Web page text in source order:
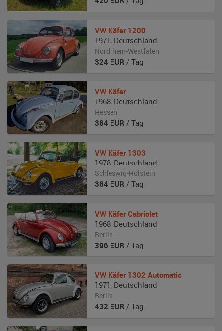
VW Käfer 1200
1971 , Deutschland
Nordrhein-Westfalen
324 EUR / Tag
VW Käfer
1968, Deutschland
Hessen
384 EUR / Tag
VW Käfer 1303
1978, Deutschland
Schleswig-Holstein
384 EUR / Tag
VW Käfer Cabriolet
1968, Deutschland
Berlin
396 EUR / Tag
VW Käfer 1302 Automatic
1971 , Deutschland
Berlin
432 EUR / Tag